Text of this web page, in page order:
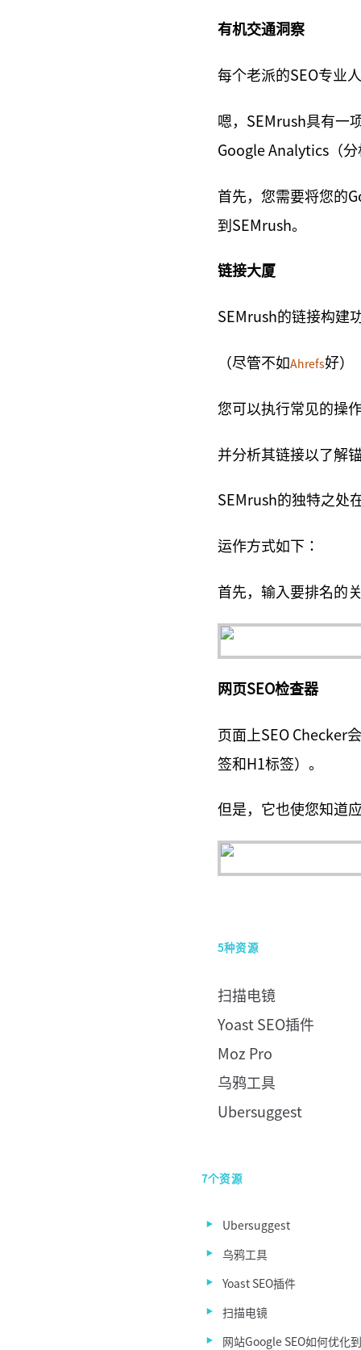
有机交通洞察
每个老派的SEO专业
嗯，SEMrush具有一
Google Analytics（
首先，您需要将您的
到SEMrush。
链接大厦
SEMrush的链接构建
（尽管不如Ahrefs好）
您可以执行常见的操
并分析其链接以了解
SEMrush的独特之处
运作方式如下：
首先，输入要排名的
网页SEO检查器
页面上SEO Checker
签和H1标签）。
但是，它也使您知道
5种资源
扫描电镜
Yoast SEO插件
Moz Pro
乌鸦工具
Ubersuggest
7个资源
Ubersuggest
乌鸦工具
Yoast SEO插件
扫描电镜
网站Google SEO如何优化